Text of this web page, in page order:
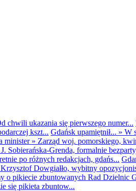
chwili ukazania się pierwszego numer...
kszt... Gdańsk upamiętnił... » W
minister» Zarząd woj. pomorskiego,
Sobierańska-Grenda, formalnie
po różnych redakcjach, gdańs...
Dowgiałło, wybitny
o pikiecie zbuntowanych Rad Dzielnic
się pikieta zbuntow...